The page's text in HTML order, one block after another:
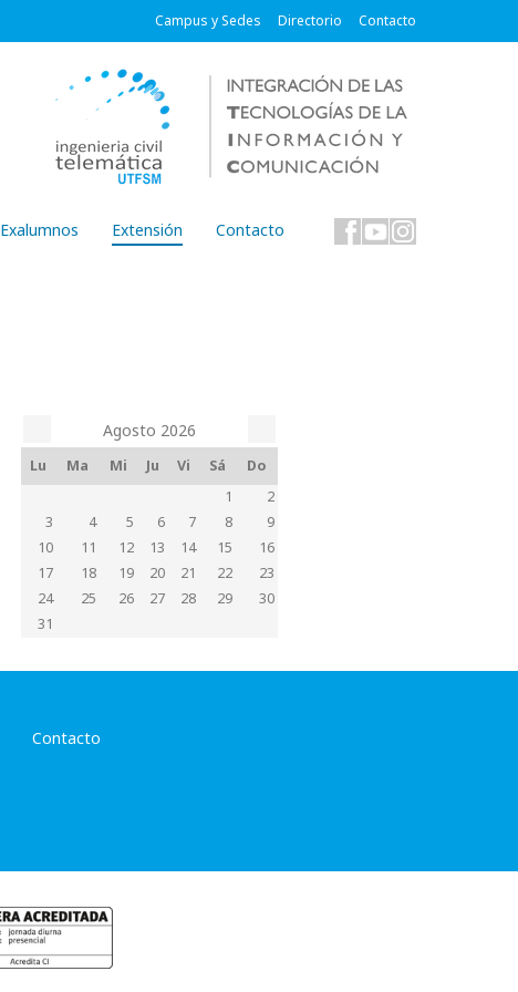
Campus y Sedes Directorio Contacto
Exalumnos Extensión Contacto
Agosto 2026
Lu Ma Mi Ju Vi Sá
Do
1
2
3
4 5 6 7 8
9
10
11 12 13 14 15
16
17
18 19 20 21 22
23
24
25 26 27 28 29
30
31
Contacto